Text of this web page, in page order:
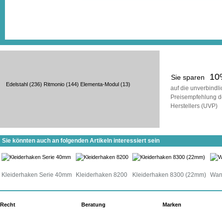
Sie sparen
auf die
Preisempfehlung
Herstellers (UVP)
Edelstahl (236) Ritmonio (144) Elementa-Modul (13)
Sie könnten auch an folgenden Artikeln interessiert sein
Kleiderhaken Serie 40mm Kleiderhaken 8200 Kleiderhaken 8300 (22mm)
Recht
Beratung
Marken